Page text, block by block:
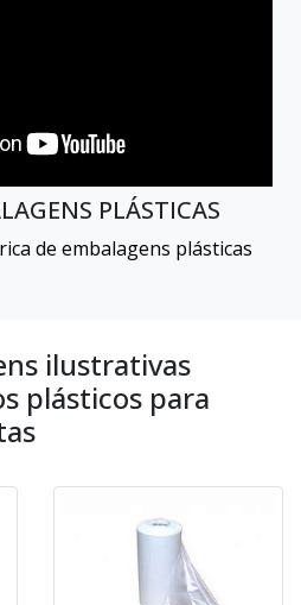
PLÁSTICAS
de embalagens plásticas
ilustrativas
plásticos para